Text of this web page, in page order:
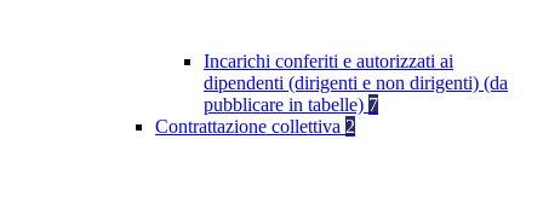
Incarichi conferiti e autorizzati ai
dipendenti (dirigenti e non dirigenti) (da
pubblicare in tabelle) 7
Contrattazione collettiva 2